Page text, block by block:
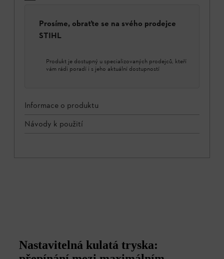
Prosíme, obraťte se na svého prodejce
STIHL
Produkt je dostupný u specializovaných prodejců, kteří
vám rádi poradí i s jeho aktuální dostupností
Informace o produktu
Návody k použití
Nastavitelná kulatá tryska: